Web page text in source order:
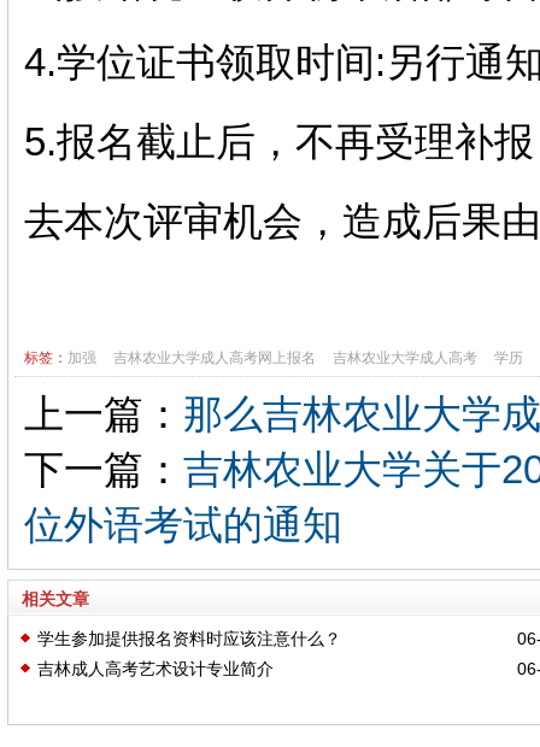
4.学位证书领取时间:另行通
5.报名截止后，不再受理补
去本次评审机会，造成后果
标签： 加强 吉林农业大学成人高考网上报名 吉林农业大学成人高考 学历
上一篇： 那么吉林农业大学
下一篇： 吉林农业大学关于
位外语考试的通知
相关文章
学生参加提供报名资料时应该注意什么？
吉林成人高考艺术设计专业简介